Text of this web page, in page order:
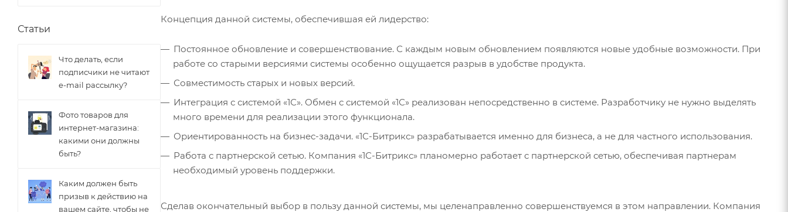
Концепция данной системы, обеспечившая ей лидерство:
Постоянное обновление и совершенствование. С каждым новым обновлением появляются новые удобные возможности. При
работе со старыми версиями системы особенно ощущается разрыв в удобстве продукта.
Совместимость старых и новых версий.
Интеграция с системой «1С». Обмен с системой «1С» реализован непосредственно в системе. Разработчику не нужно выделять
много времени для реализации этого функционала.
Ориентированность на бизнес-задачи. «1С-Битрикс» разрабатывается именно для бизнеса, а не для частного использования.
Работа с партнерской сетью. Компания «1С-Битрикс» планомерно работает с партнерской сетью, обеспечивая партнерам
необходимый уровень поддержки.
Сделав окончательный выбор в пользу данной системы, мы целенаправленно совершенствуемся в этом направлении. Компания
Статьи
Что делать, если
подписчики не читают
e-mail рассылку?
Фото товаров для
интернет-магазина:
какими они должны
быть?
Каким должен быть
призыв к действию на
вашем сайте, чтобы не